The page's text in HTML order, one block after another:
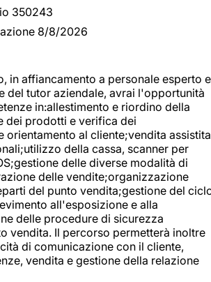
350243
8/8/2026
in affiancamento a personale esperto e
del tutor aziendale, avrai l'opportunità
in:allestimento e riordino della
dei prodotti e verifica dei
orientamento al cliente;vendita assistita
della cassa, scanner per
delle diverse modalità di
delle vendite;organizzazione
del punto vendita;gestione del
all'esposizione e alla
delle procedure di sicurezza
vendita. Il percorso permetterà inoltre
di comunicazione con il cliente,
vendita e gestione della relazione